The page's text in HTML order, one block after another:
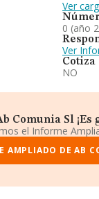
Ver
0 (año
Ver
Cotiza
NO
Comunia Sl ¡Es
el Informe
AMPLIADO DE AB